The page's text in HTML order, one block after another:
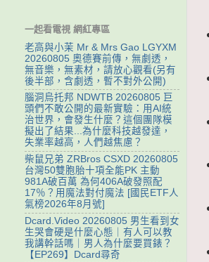
一起看電視 網紅專區
老高與小茉 Mr & Mrs Gao LGYXM
20260805 奧德賽前傳，無劇透，
無音樂，無素材，請放心觀看(另有
後半部，含劇透，暫不對外公開)
腦洞烏托邦 NDWTB 20260805 巨
頭們不敢公開的最新實驗：用AI統
治世界，會發生什麼？這個團隊模
擬出了結果...為什麼科技越發達，
失業率越高，人們越焦慮？
柴鼠兄弟 ZRBros CSXD 20260805
台灣50雙胞胎十項全能PK 主動
981A破百萬 為何406A破發照配
17％？用魔法對付魔法 [國民ETF人
氣榜2026年8月號]
Dcard.Video 20260805 男生看到女
生哭會硬是什麼心態｜有人可以教
我講幹話嗎｜男人為什麼要買錶？
【EP269】Dcard尋奇